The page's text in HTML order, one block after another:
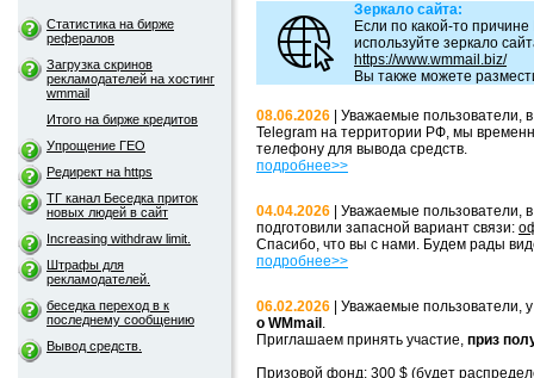
Статистика на бирже
рефералов
Загрузка скринов
рекламодателей на хостинг
wmmail
Итого на бирже кредитов
Упрощение ГЕО
Редирект на https
ТГ канал Беседка приток
новых людей в сайт
Increasing withdraw limit.
Штрафы для
рекламодателей.
беседка переход в к
последнему сообщению
Вывод средств.
Зеркало сайта:
Если по какой-то
используйте зеркало
https://www.wmmail.biz/
Вы также можете
08.06.2026 | Уважаемые пользователи,
Telegram на территории РФ, мы
телефону для вывода средств.
подробнее>>
04.04.2026 | Уважаемые пользователи,
подготовили запасной вариант связи:
Спасибо, что вы с нами. Будем рады
подробнее>>
06.02.2026 | Уважаемые пользователи,
о WMmail .
Приглашаем принять участие, приз
Призовой фонд: 300 $ (будет